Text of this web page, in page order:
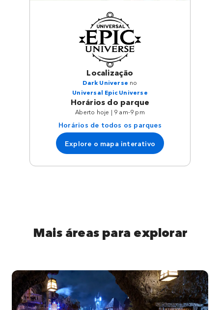
Localização
Dark Universe no
Universal Epic Universe
Horários do parque
Aberto hoje | 9 am-9 pm
Horários de todos os parques
Explore o mapa interativo
Mais áreas para explorar